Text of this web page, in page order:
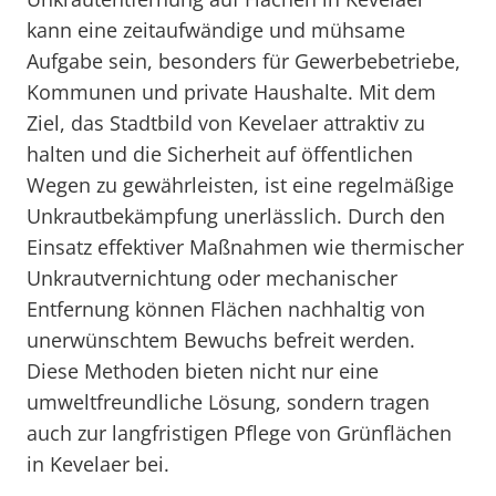
kann eine zeitaufwändige und mühsame
Aufgabe sein, besonders für Gewerbebetriebe,
Kommunen und private Haushalte. Mit dem
Ziel, das Stadtbild von Kevelaer attraktiv zu
halten und die Sicherheit auf öffentlichen
Wegen zu gewährleisten, ist eine regelmäßige
Unkrautbekämpfung unerlässlich. Durch den
Einsatz effektiver Maßnahmen wie thermischer
Unkrautvernichtung oder mechanischer
Entfernung können Flächen nachhaltig von
unerwünschtem Bewuchs befreit werden.
Diese Methoden bieten nicht nur eine
umweltfreundliche Lösung, sondern tragen
auch zur langfristigen Pflege von Grünflächen
in Kevelaer bei.